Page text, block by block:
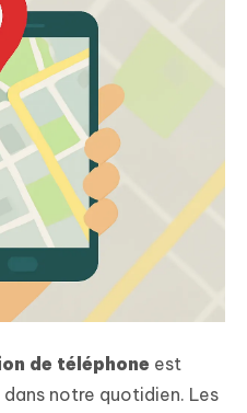
de téléphone est
notre quotidien. Les